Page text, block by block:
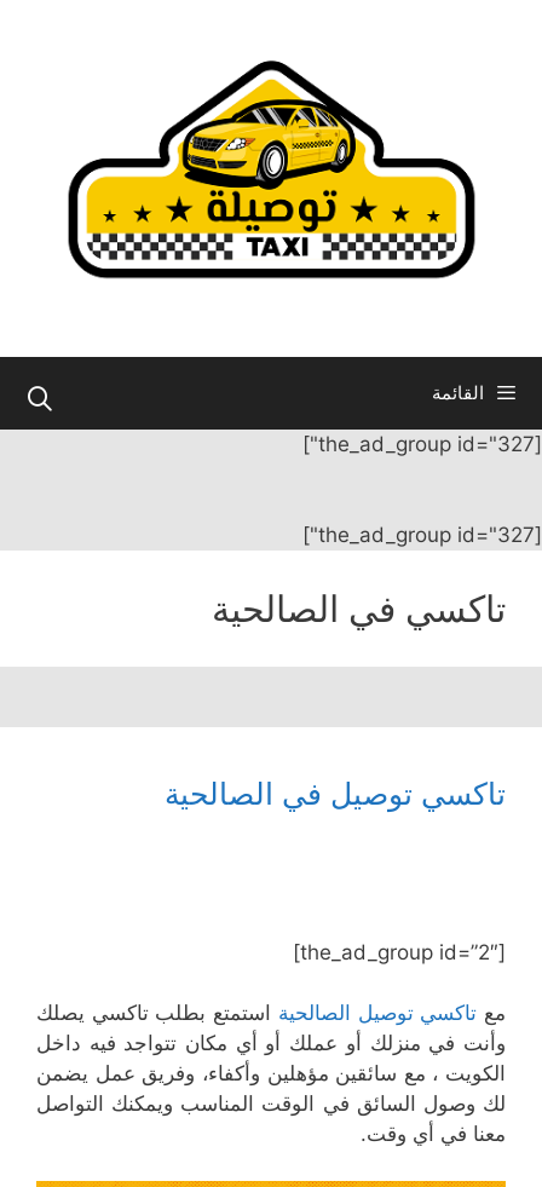
القائمة
[the_ad_group id="327"]
[the_ad_group id="327"]
تاكسي في الصالحية
تاكسي توصيل في الصالحية
[the_ad_group id=”2″]
مع تاكسي توصيل الصالحية استمتع بطلب تاكسي يصلك
وأنت في منزلك أو عملك أو أي مكان تتواجد فيه داخل
الكويت ، مع سائقين مؤهلين وأكفاء، وفريق عمل يضمن
لك وصول السائق في الوقت المناسب ويمكنك التواصل
معنا في أي وقت.